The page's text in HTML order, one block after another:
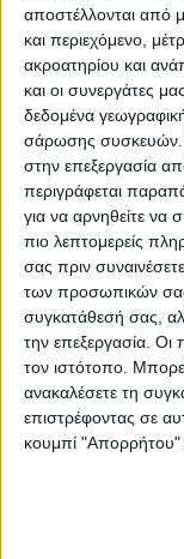
αποστέλλονται από
και περιεχόμενο,
ακροατηρίου και
και οι συνεργάτες
δεδομένα
σάρωσης συσκευών.
στην επεξεργασία
περιγράφεται
για να αρνηθείτε να
πιο λεπτομερείς
σας πριν συναινέσετε.
των προσωπικών σας
συγκατάθεσή σας,
την επεξεργασία. Οι
τον ιστότοπο.
ανακαλέσετε τη
επιστρέφοντας σε
κουμπί "Απορρήτου"
Ήταν η πρώτη
του Πανεπιστημίου
παγκοσμίως που
πανεπιστήμιο. Εκεί
(1918–2010), που
της Γαλλίας και ο
οικογένεια του
κόρη, την Μαρί-Ελέν.
Θέσεις
Ήταν Πρόεδρος της
την Επιστημονική
Πολιτιστικού
Πρόεδρος της